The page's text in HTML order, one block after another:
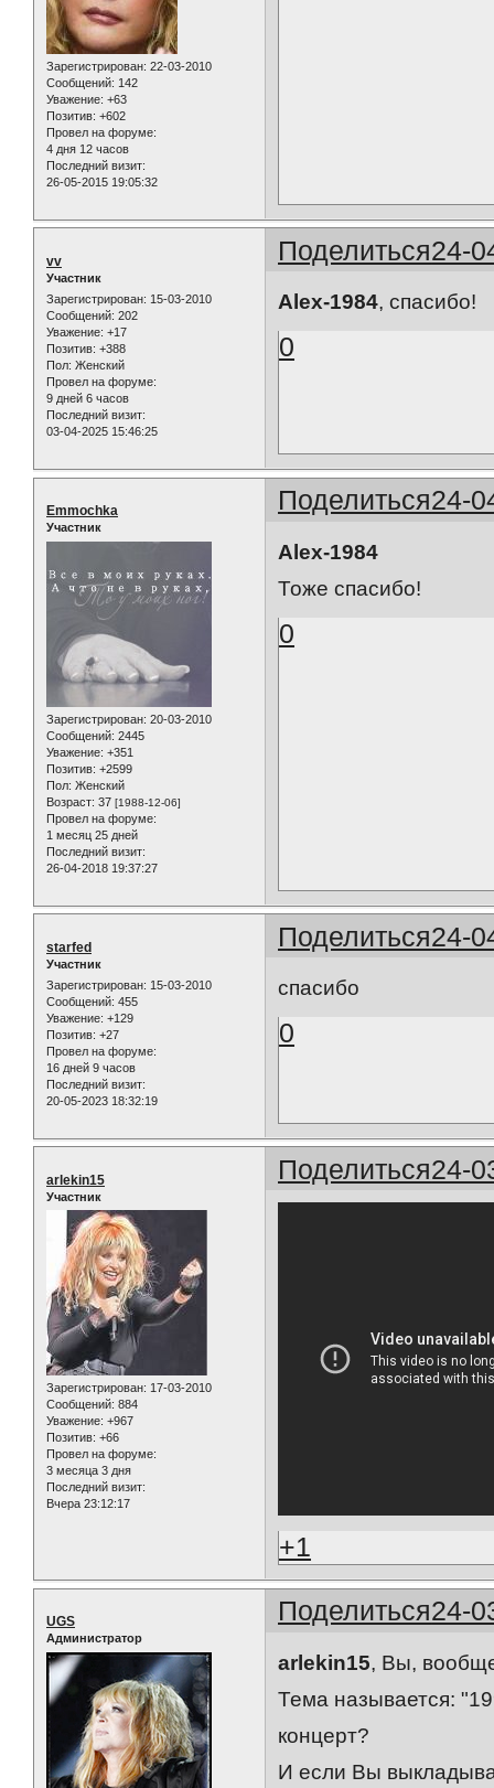
Зарегистрирован: 22-03-2010
Сообщений: 142
Уважение: +63
Позитив: +602
Провел на форуме:
4 дня 12 часов
Последний визит:
26-05-2015 19:05:32
Поделиться24-
vv
Участник
Зарегистрирован: 15-03-2010
Сообщений: 202
Уважение: +17
Позитив: +388
Пол: Женский
Провел на форуме:
9 дней 6 часов
Последний визит:
03-04-2025 15:46:25
Alex-1984, спасибо!
0
Поделиться24-
Emmochka
Участник
Зарегистрирован: 20-03-2010
Сообщений: 2445
Уважение: +351
Позитив: +2599
Пол: Женский
Возраст: 37 [1988-12-06]
Провел на форуме:
1 месяц 25 дней
Последний визит:
26-04-2018 19:37:27
Alex-1984
Тоже спасибо!
0
Поделиться24-
starfed
Участник
Зарегистрирован: 15-03-2010
Сообщений: 455
Уважение: +129
Позитив: +27
Провел на форуме:
16 дней 9 часов
Последний визит:
20-05-2023 18:32:19
спасибо
0
Поделиться24-
arlekin15
Участник
Зарегистрирован: 17-03-2010
Сообщений: 884
Уважение: +967
Позитив: +66
Провел на форуме:
3 месяца 3 дня
Последний визит:
Вчера 23:12:17
+1
Поделиться24-
UGS
Администратор
arlekin15, Вы,
Тема называется:
концерт?
И если Вы